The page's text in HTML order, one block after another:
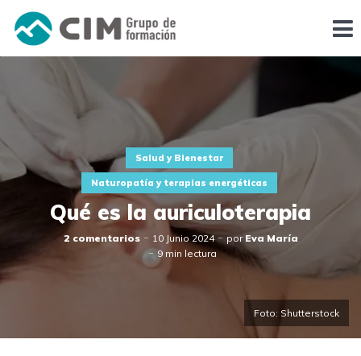
Foto: Shutterstock
Salud y Bienestar
Naturopatía y terapias energéticas
Qué es la auriculoterapia
2 comentarios 10 Junio 2024 por Eva María
9 min lectura